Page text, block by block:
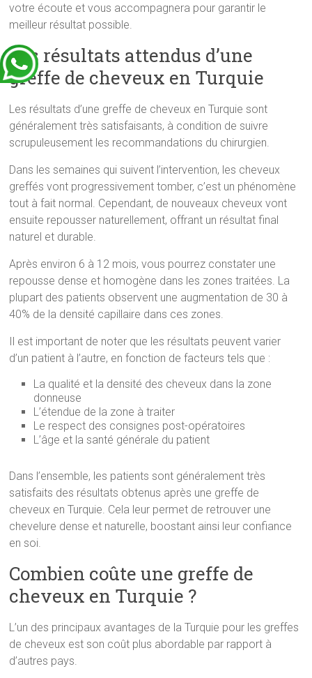
votre écoute et vous accompagnera pour garantir le
meilleur résultat possible.
Les résultats attendus d’une
greffe de cheveux en Turquie
Les résultats d’une greffe de cheveux en Turquie sont
généralement très satisfaisants, à condition de suivre
scrupuleusement les recommandations du chirurgien.
Dans les semaines qui suivent l’intervention, les cheveux
greffés vont progressivement tomber, c’est un phénomène
tout à fait normal. Cependant, de nouveaux cheveux vont
ensuite repousser naturellement, offrant un résultat final
naturel et durable.
Après environ 6 à 12 mois, vous pourrez constater une
repousse dense et homogène dans les zones traitées. La
plupart des patients observent une augmentation de 30 à
40% de la densité capillaire dans ces zones.
Il est important de noter que les résultats peuvent varier
d’un patient à l’autre, en fonction de facteurs tels que :
La qualité et la densité des cheveux dans la zone
donneuse
L’étendue de la zone à traiter
Le respect des consignes post-opératoires
L’âge et la santé générale du patient
Dans l’ensemble, les patients sont généralement très
satisfaits des résultats obtenus après une greffe de
cheveux en Turquie. Cela leur permet de retrouver une
chevelure dense et naturelle, boostant ainsi leur confiance
en soi.
Combien coûte une greffe de
cheveux en Turquie ?
L’un des principaux avantages de la Turquie pour les greffes
de cheveux est son coût plus abordable par rapport à
d’autres pays.